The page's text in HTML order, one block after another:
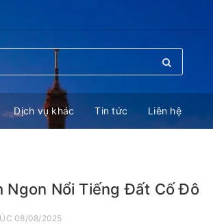
Dịch vụ khác Tin tức Liên hệ
Ngon Nổi Tiếng Đất Cố Đô
08/08/2025